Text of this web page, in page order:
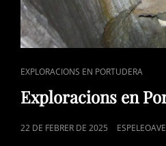
CAT
LINKS
EXPLORACIONS EN PORTUDERA
Exploracions en
POSTED
22 DE FEBRER DE 2025